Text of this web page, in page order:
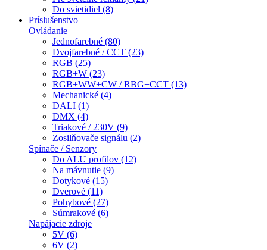
Do svietidiel (8)
Príslušenstvo
Ovládanie
Jednofarebné (80)
Dvojfarebné / CCT (23)
RGB (25)
RGB+W (23)
RGB+WW+CW / RBG+CCT (13)
Mechanické (4)
DALI (1)
DMX (4)
Triakové / 230V (9)
Zosilňovače signálu (2)
Spínače / Senzory
Do ALU profilov (12)
Na mávnutie (9)
Dotykové (15)
Dverové (11)
Pohybové (27)
Súmrakové (6)
Napájacie zdroje
5V (6)
6V (2)